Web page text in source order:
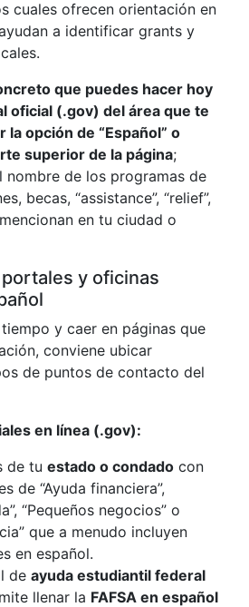
cuales ofrecen orientación en
a identificar grants y
que puedes hacer hoy
oficial (.gov) del área que te
la opción de “Español” o
superior de la página;
nombre de los programas de
becas, “assistance”, “relief”,
en tu ciudad o
y oficinas
y caer en páginas que
conviene ubicar
de puntos de contacto del
en línea (.gov):
de tu estado o condado con
de “Ayuda financiera”,
“Pequeños negocios” o
que a menudo incluyen
en español.
de ayuda estudiantil federal
llenar la FAFSA en español